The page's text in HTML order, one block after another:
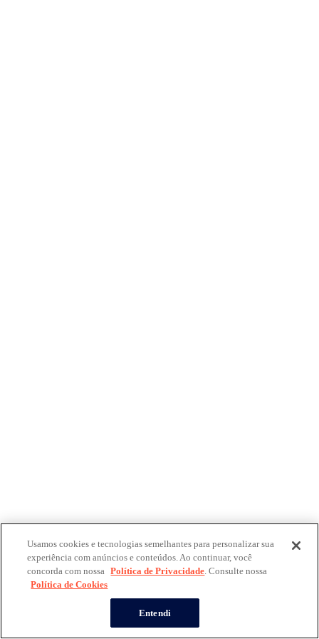
Usamos cookies e tecnologias semelhantes para personalizar sua
experiência com anúncios e conteúdos. Ao continuar, você
concorda com nossa Política de Privacidade. Consulte nossa
Política de Cookies
Entendi